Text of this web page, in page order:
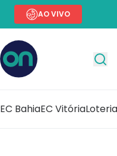
AO VIVO
EC BahiaEC Vitória